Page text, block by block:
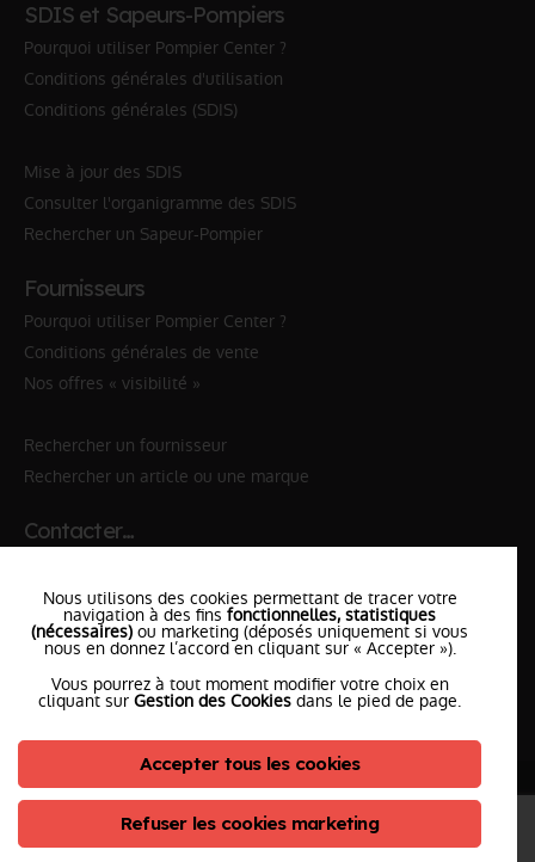
SDIS et Sapeurs-Pompiers
Pourquoi utiliser Pompier Center ?
Conditions générales d'utilisation
Conditions générales (SDIS)
Mise à jour des SDIS
Consulter l'organigramme des SDIS
Rechercher un Sapeur-Pompier
Fournisseurs
Pourquoi utiliser Pompier Center ?
Conditions générales de vente
Nos offres « visibilité »
Rechercher un fournisseur
Rechercher un article ou une marque
Contacter…
✆ 18№National Sapeurs-Pompiers
le SDISle plus proche
l'équipePompierCenter
©2026 Pompier Center • Mentions Légales •
Protection de vos données • Plan du Site
ClicConnect & Digicalys
Nous utilisons des cookies permettant de tracer votre
navigation à des fins fonctionnelles, statistiques
(nécessaires) ou marketing (déposés uniquement si vous
nous en donnez l’accord en cliquant sur « Accepter »).
Vous pourrez à tout moment modifier votre choix en
cliquant sur Gestion des Cookies dans le pied de page.
Accepter tous les cookies
Refuser les cookies marketing